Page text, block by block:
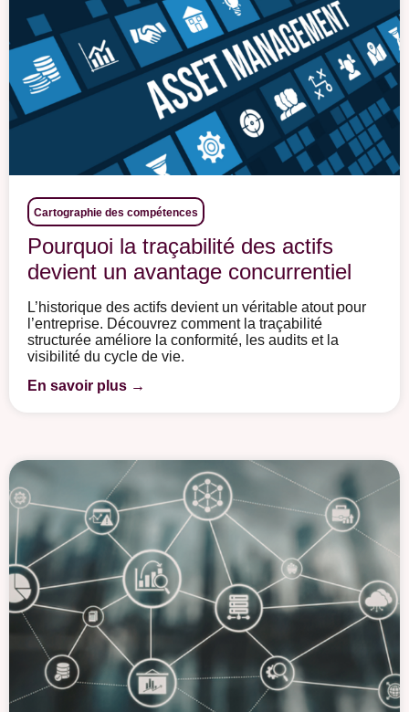
Cartographie des compétences
Pourquoi la traçabilité des actifs
devient un avantage concurrentiel
L’historique des actifs devient un véritable atout pour
l’entreprise. Découvrez comment la traçabilité
structurée améliore la conformité, les audits et la
visibilité du cycle de vie.
En savoir plus →